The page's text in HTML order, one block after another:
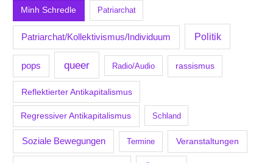
Minh Schredle Patriarchat
Patriarchat/Kollektivismus/Individuum Politik
pops queer Radio/Audio rassismus
Reflektierter Antikapitalismus
Regressiver Antikapitalismus Schland
Soziale Bewegungen Termine Veranstaltungen